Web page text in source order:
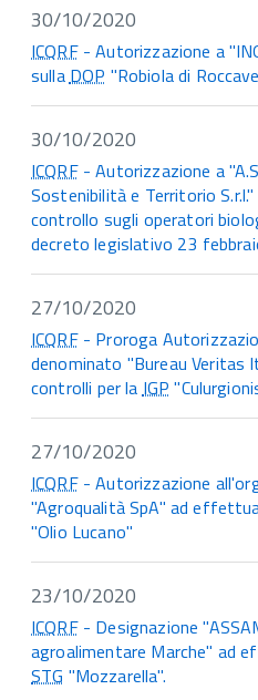
30/10/2020
ICQRF- Autorizzazione a
sullaDOP "Robiola di
30/10/2020
ICQRF- Autorizzazione a
Sostenibilità e Territorio
controllo sugli operatori
decreto legislativo 23
27/10/2020
ICQRF- Proroga
denominato "Bureau Veritas
controlli per laIGP
27/10/2020
ICQRF- Autorizzazione
"Agroqualità SpA" ad
"Olio Lucano"
23/10/2020
ICQRF- Designazione
agroalimentare Marche" ad
STG "Mozzarella".